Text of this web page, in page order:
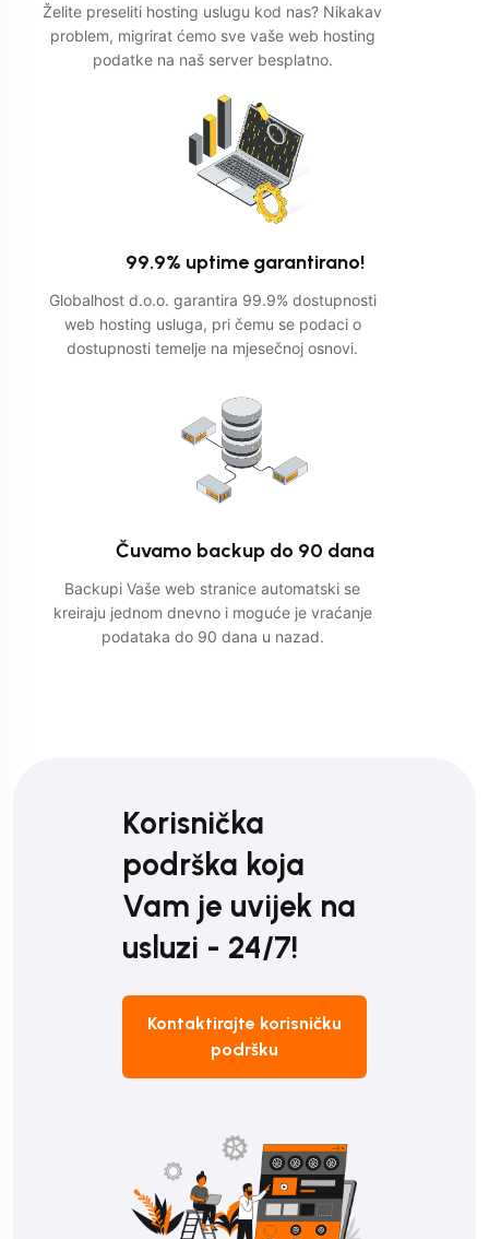
Želite preseliti hosting uslugu kod nas? Nikakav
problem, migrirat ćemo sve vaše web hosting
podatke na naš server besplatno.
99.9% uptime garantirano!
Globalhost d.o.o. garantira 99.9% dostupnosti
web hosting usluga, pri čemu se podaci o
dostupnosti temelje na mjesečnoj osnovi.
Čuvamo backup do 90 dana
Backupi Vaše web stranice automatski se
kreiraju jednom dnevno i moguće je vraćanje
podataka do 90 dana u nazad.
Korisnička
podrška koja
Vam je uvijek na
usluzi - 24/7!
Kontaktirajte korisničku
podršku